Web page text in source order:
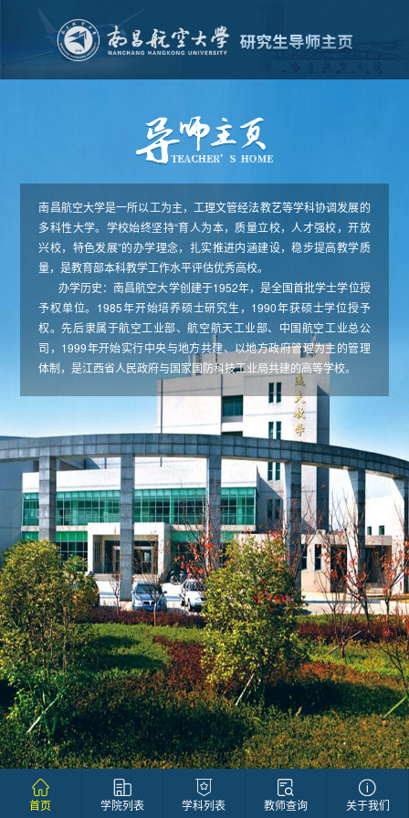
南昌航空大学是一所以工为主，工理文管经法教艺等学科协调发展的
多科性大学。学校始终坚持“育人为本，质量立校，人才强校，开放
兴校，特色发展”的办学理念，扎实推进内涵建设，稳步提高教学质
量，是教育部本科教学工作水平评估优秀高校。
办学历史：南昌航空大学创建于1952年，是全国首批学士学位授
予权单位。1985年开始培养硕士研究生，1990年获硕士学位授予
权。先后隶属于航空工业部、航空航天工业部、中国航空工业总公
司，1999年开始实行中央与地方共建、以地方政府管理为主的管理
体制，是江西省人民政府与国家国防科技工业局共建的高等学校。
首页 学院列表 学科列表 教师查询 关于我们